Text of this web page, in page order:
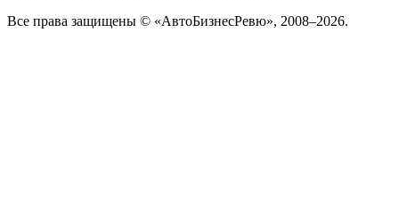
Все права защищены © «АвтоБизнесРевю», 2008–2026.